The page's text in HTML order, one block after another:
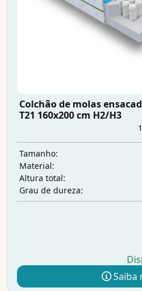
Colchão de molas
T21 160x200 cm H2/H3
Tamanho:
Material:
Altura total:
Grau de dureza:
Saiba